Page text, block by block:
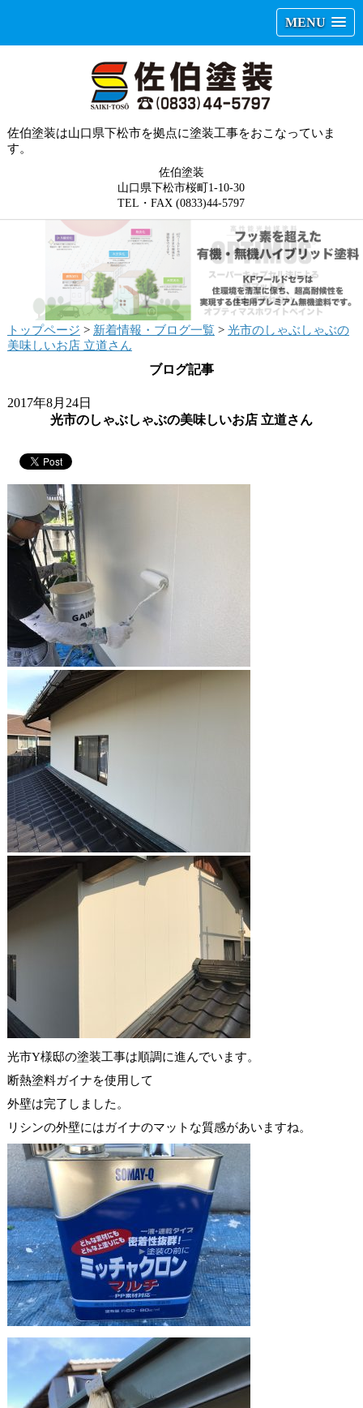
MENU
佐伯塗装は山口県下松市を拠点に塗装工事をおこなっていま
す。
佐伯塗装
山口県下松市桜町1-10-30
TEL・FAX (0833)44-5797
トップページ > 新着情報・ブログ一覧> 光市のしゃぶしゃぶの
美味しいお店 立道さん
ブログ記事
2017年8月24日
光市のしゃぶしゃぶの美味しいお店 立道さん
光市Y様邸の塗装工事は順調に進んでいます。
断熱塗料ガイナを使用して
外壁は完了しました。
リシンの外壁にはガイナのマットな質感があいますね。